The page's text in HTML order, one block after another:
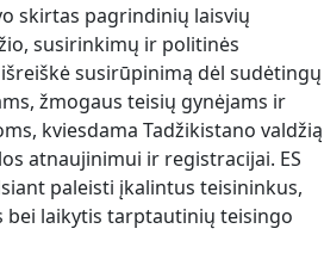
skirtas pagrindinių laisvių
susirinkimų ir politinės
išreiškė susirūpinimą dėl sudėtingų
žmogaus teisių gynėjams ir
kviesdama Tadžikistano valdžią
atnaujinimui ir registracijai. ES
paleisti įkalintus teisininkus,
bei laikytis tarptautinių teisingo